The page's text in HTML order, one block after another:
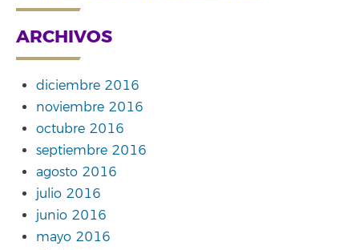
ARCHIVOS
diciembre 2016
noviembre 2016
octubre 2016
septiembre 2016
agosto 2016
julio 2016
junio 2016
mayo 2016